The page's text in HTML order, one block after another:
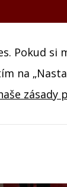
Pokud
na
zásady